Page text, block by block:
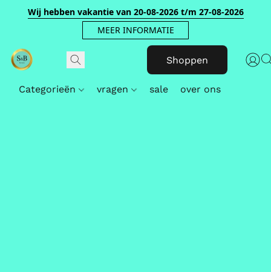
Wij hebben vakantie van 20-08-2026 t/m 27-08-2026
MEER INFORMATIE
Shoppen
Categorieën vragen sale over ons